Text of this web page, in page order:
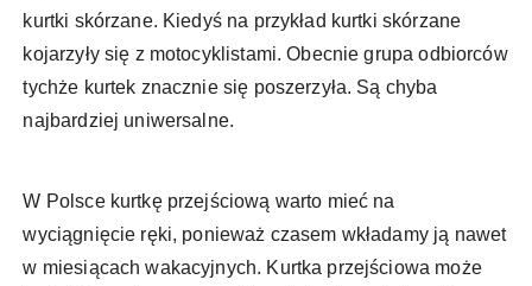
kurtki skórzane. Kiedyś na przykład kurtki skórzane
kojarzyły się z motocyklistami. Obecnie grupa odbiorców
tychże kurtek znacznie się poszerzyła. Są chyba
najbardziej uniwersalne.
W Polsce kurtkę przejściową warto mieć na
wyciągnięcie ręki, ponieważ czasem wkładamy ją nawet
w miesiącach wakacyjnych. Kurtka przejściowa może